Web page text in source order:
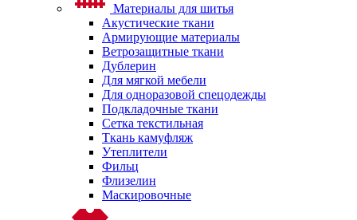
Материалы для шитья
Акустические ткани
Армирующие материалы
Ветрозащитные ткани
Дублерин
Для мягкой мебели
Для одноразовой спецодежды
Подкладочные ткани
Сетка текстильная
Ткань камуфляж
Утеплители
Фильц
Флизелин
Маскировочные